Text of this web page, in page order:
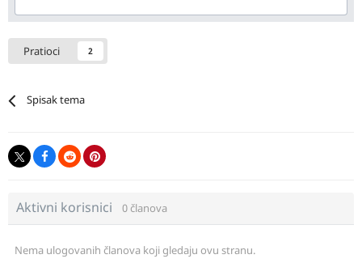
Pratioci 2
Spisak tema
Aktivni korisnici 0 članova
Nema ulogovanih članova koji gledaju ovu stranu.